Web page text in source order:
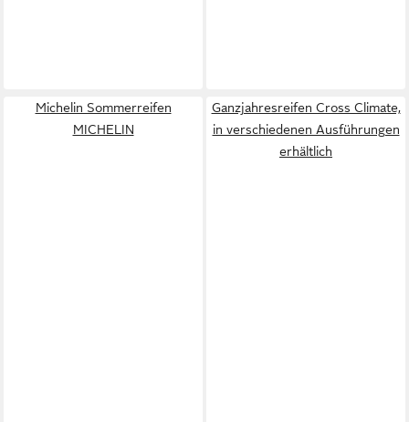
Michelin Sommerreifen
MICHELIN
Ganzjahresreifen Cross Climate,
in verschiedenen Ausführungen
erhältlich